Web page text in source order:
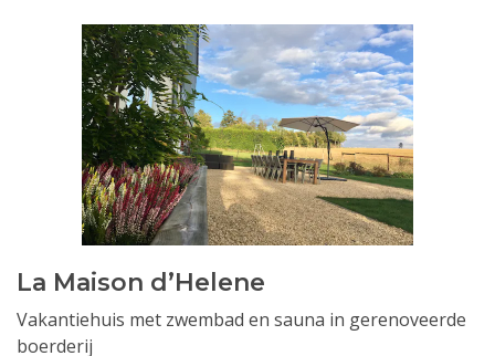
La Maison d’Helene
Vakantiehuis met zwembad en sauna in gerenoveerde
boerderij